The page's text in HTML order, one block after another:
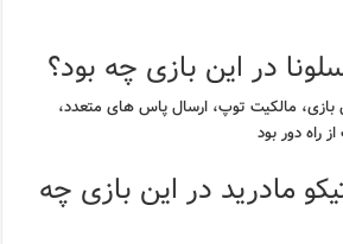
در این بازی چه بود؟
بازی، مالکیت توپ، ارسال پاس های متعدد،
راه دور بود
مادرید در این بازی چه